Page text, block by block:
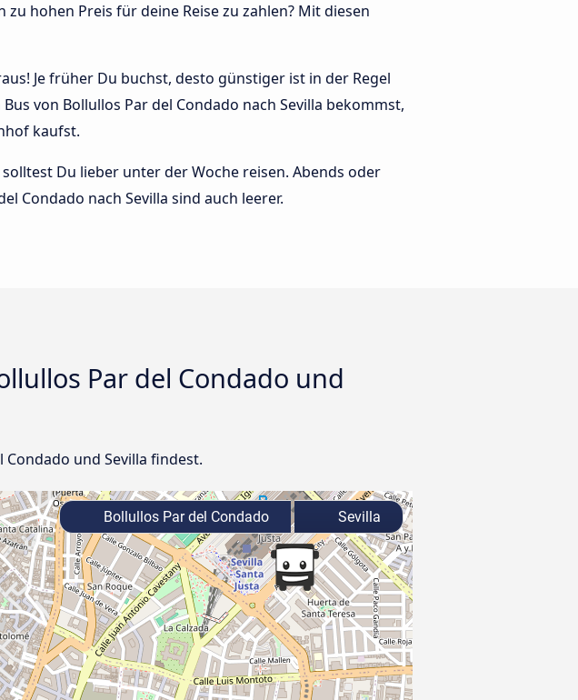
hohen Preis für deine Reise zu zahlen? Mit diesen
Je früher Du buchst, desto günstiger ist in der Regel
von Bollullos Par del Condado nach Sevilla bekommst,
kaufst.
Du lieber unter der Woche reisen. Abends oder
Condado nach Sevilla sind auch leerer.
Par del Condado und
und Sevilla findest.
Bollullos Par del Condado Sevilla